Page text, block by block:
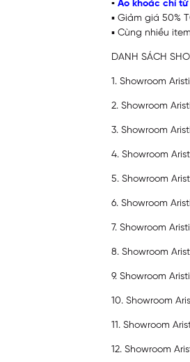
▪ Áo khoác chỉ từ
▪ Giảm giá 50%
▪ Cùng nhiều
DANH SÁCH
1. Showroom
2. Showroom
3. Showroom
4. Showroom
5. Showroom
6. Showroom
7. Showroom
8. Showroom
9. Showroom
10. Showroom
11. Showroom
12. Showroom